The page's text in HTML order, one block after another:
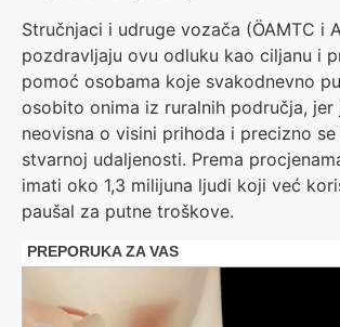
Stručnjaci i udruge vozača (ÖAMTC i
pozdravljaju ovu odluku kao ciljanu i
pomoć osobama koje svakodnevno
osobito onima iz ruralnih područja, jer
neovisna o visini prihoda i precizno
stvarnoj udaljenosti. Prema
imati oko 1,3 milijuna ljudi koji već
paušal za putne troškove.